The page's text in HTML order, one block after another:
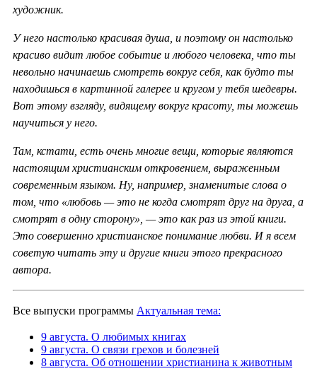
художник.
У него настолько красивая душа, и поэтому он настолько
красиво видит любое событие и любого человека, что ты
невольно начинаешь смотреть вокруг себя, как будто ты
находишься в картинной галерее и кругом у тебя шедевры.
Вот этому взгляду, видящему вокруг красоту, ты можешь
научиться у него.
Там, кстати, есть очень многие вещи, которые являются
настоящим христианским откровением, выраженным
современным языком. Ну, например, знаменитые слова о
том, что «любовь — это не когда смотрят друг на друга, а
смотрят в одну сторону», — это как раз из этой книги.
Это совершенно христианское понимание любви. И я всем
советую читать эту и другие книги этого прекрасного
автора.
Все выпуски программы Актуальная тема:
9 августа. О любимых книгах
9 августа. О связи грехов и болезней
8 августа. Об отношении христианина к животным